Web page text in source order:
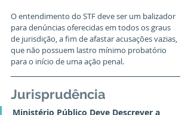
O entendimento do STF deve ser um balizador
para denúncias oferecidas em todos os graus
de jurisdição, a fim de afastar acusações vazias,
que não possuem lastro mínimo probatório
para o início de uma ação penal.
Jurisprudência
Ministério Público Deve Descrever a